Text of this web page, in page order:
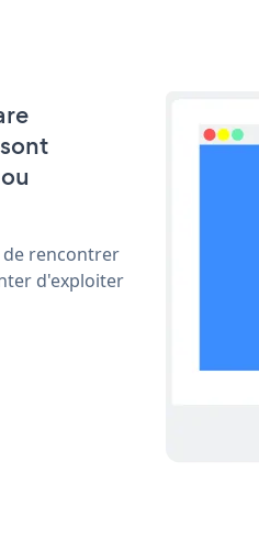
de rencontrer
d'exploiter